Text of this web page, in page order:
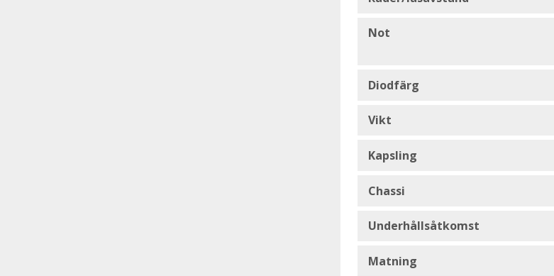
Not
Diodfärg
Vikt
Kapsling
Chassi
Underhållsåtkomst
Matning